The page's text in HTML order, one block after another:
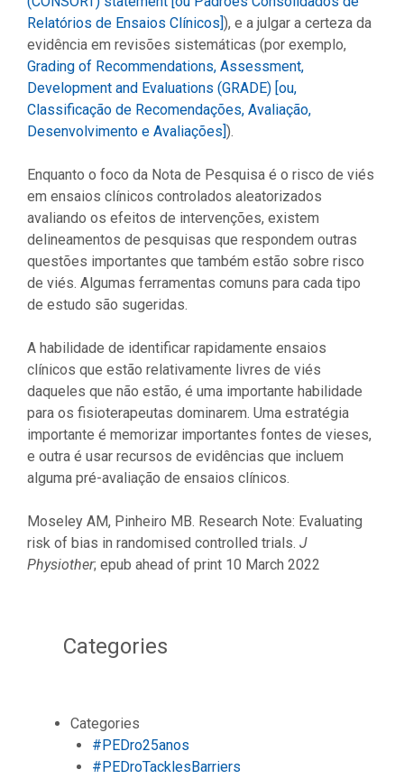
Relatórios de Ensaios Clínicos] ), e a julgar a certeza da
evidência em revisões sistemáticas (por exemplo,
Grading of Recommendations, Assessment,
Development and Evaluations (GRADE) [ou,
Classificação de Recomendações, Avaliação,
Desenvolvimento e Avaliações] ).
Enquanto o foco da Nota de Pesquisa é o risco de viés
em ensaios clínicos controlados aleatorizados
avaliando os efeitos de intervenções, existem
delineamentos de pesquisas que respondem outras
questões importantes que também estão sobre risco
de viés. Algumas ferramentas comuns para cada tipo
de estudo são sugeridas.
A habilidade de identificar rapidamente ensaios
clínicos que estão relativamente livres de viés
daqueles que não estão, é uma importante habilidade
para os fisioterapeutas dominarem. Uma estratégia
importante é memorizar importantes fontes de vieses,
e outra é usar recursos de evidências que incluem
alguma pré-avaliação de ensaios clínicos.
Moseley AM, Pinheiro MB. Research Note: Evaluating
risk of bias in randomised controlled trials. J
Physiother; epub ahead of print 10 March 2022
Categories
Categories
#PEDro25anos
#PEDroTacklesBarriers